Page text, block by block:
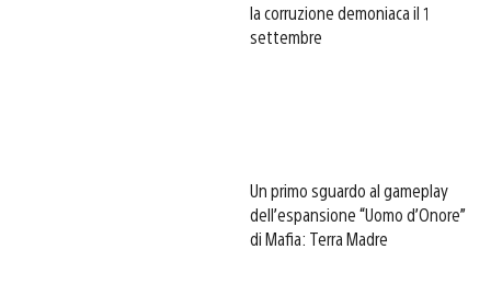
la corruzione demoniaca il 1
settembre
Un primo sguardo al gameplay
dell’espansione “Uomo d’Onore”
di Mafia: Terra Madre